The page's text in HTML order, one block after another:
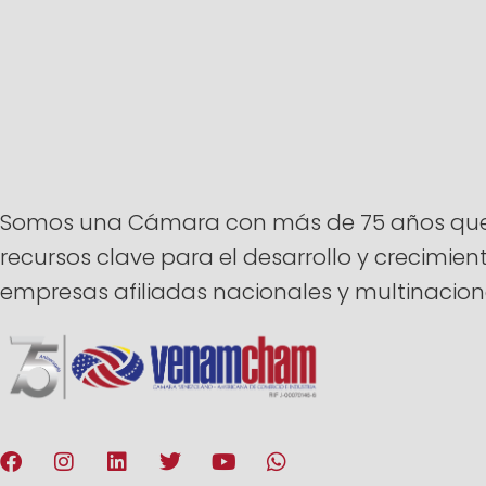
Somos una Cámara con más de 75 años
recursos clave para el desarrollo y
empresas afiliadas nacionales y